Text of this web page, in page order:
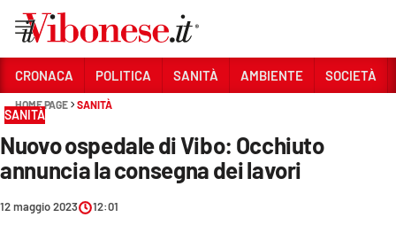
Sezioni
CRONACA
POLITICA
SANITÀ
CRONACA POLITICA SANITÀ AMBIENTE SOCIETÀ
HOME PAGE SANITÀ
SANITÀ
Nuovo ospedale di Vibo: Occhiuto
annuncia la consegna dei lavori
12 maggio 2023 12:01